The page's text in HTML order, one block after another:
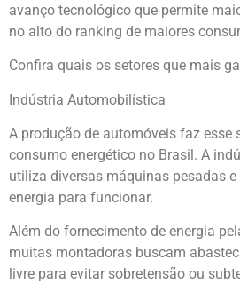
avanço tecnológico que permite
no alto do ranking de maiores
Confira quais os setores que mais
Indústria Automobilística
A produção de automóveis faz esse
consumo energético no Brasil. A
utiliza diversas máquinas pesadas
energia para funcionar.
Além do fornecimento de energia
muitas montadoras buscam
livre para evitar sobretensão ou